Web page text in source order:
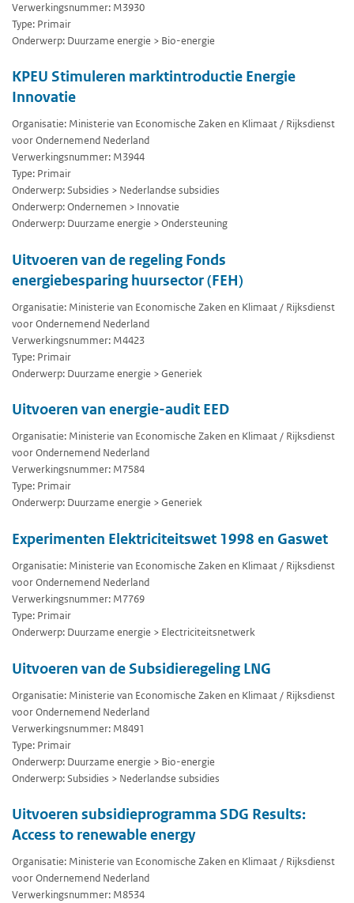
Verwerkingsnummer: M3930
Type: Primair
Onderwerp: Duurzame energie > Bio-energie
KPEU Stimuleren marktintroductie Energie
Innovatie
Organisatie: Ministerie van Economische Zaken en Klimaat / Rijksdienst
voor Ondernemend Nederland
Verwerkingsnummer: M3944
Type: Primair
Onderwerp: Subsidies > Nederlandse subsidies
Onderwerp: Ondernemen > Innovatie
Onderwerp: Duurzame energie > Ondersteuning
Uitvoeren van de regeling Fonds
energiebesparing huursector (FEH)
Organisatie: Ministerie van Economische Zaken en Klimaat / Rijksdienst
voor Ondernemend Nederland
Verwerkingsnummer: M4423
Type: Primair
Onderwerp: Duurzame energie > Generiek
Uitvoeren van energie-audit EED
Organisatie: Ministerie van Economische Zaken en Klimaat / Rijksdienst
voor Ondernemend Nederland
Verwerkingsnummer: M7584
Type: Primair
Onderwerp: Duurzame energie > Generiek
Experimenten Elektriciteitswet 1998 en Gaswet
Organisatie: Ministerie van Economische Zaken en Klimaat / Rijksdienst
voor Ondernemend Nederland
Verwerkingsnummer: M7769
Type: Primair
Onderwerp: Duurzame energie > Electriciteitsnetwerk
Uitvoeren van de Subsidieregeling LNG
Organisatie: Ministerie van Economische Zaken en Klimaat / Rijksdienst
voor Ondernemend Nederland
Verwerkingsnummer: M8491
Type: Primair
Onderwerp: Duurzame energie > Bio-energie
Onderwerp: Subsidies > Nederlandse subsidies
Uitvoeren subsidieprogramma SDG Results:
Access to renewable energy
Organisatie: Ministerie van Economische Zaken en Klimaat / Rijksdienst
voor Ondernemend Nederland
Verwerkingsnummer: M8534